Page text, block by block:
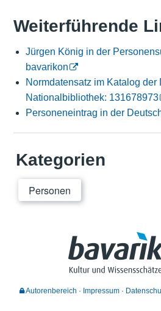
Weiterführende
Jürgen König in der
bavarikon
Normdatensatz im Katalog der
Nationalbibliothek: 131678973
Personeneintrag in der
Kategorien
Personen
Autorenbereich Impressum